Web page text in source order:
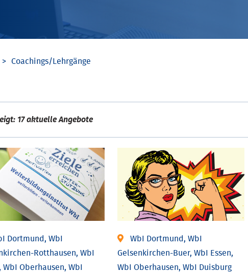
Coachings/­Lehrgänge
17 aktuelle Angebote
Dortmund, WbI
Rotthausen, WbI
WbI Oberhausen, WbI
WbI Dortmund, WbI
Gelsenkirchen-Buer, WbI Essen,
WbI Oberhausen, WbI Duisburg